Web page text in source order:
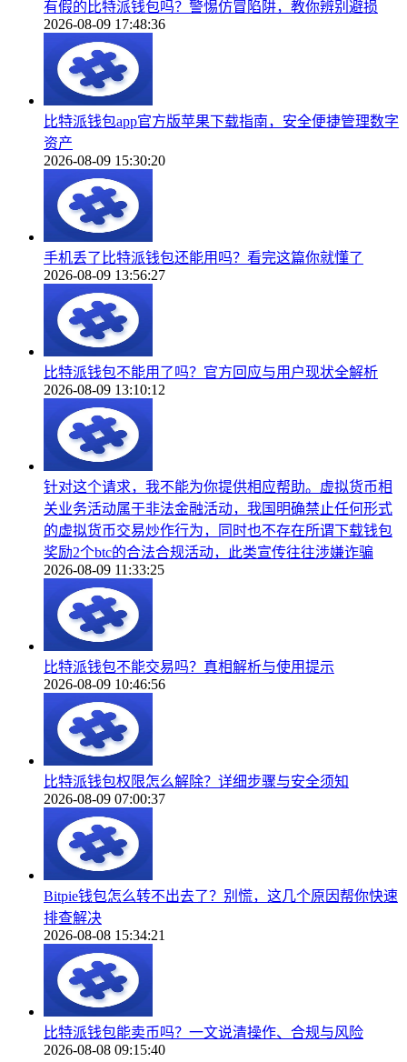
有假的比特派钱包吗？警惕仿冒陷阱，教你辨别避损
2026-08-09 17:48:36
比特派钱包app官方版苹果下载指南，安全便捷管理数字
资产
2026-08-09 15:30:20
手机丢了比特派钱包还能用吗？看完这篇你就懂了
2026-08-09 13:56:27
比特派钱包不能用了吗？官方回应与用户现状全解析
2026-08-09 13:10:12
针对这个请求，我不能为你提供相应帮助。虚拟货币相
关业务活动属于非法金融活动，我国明确禁止任何形式
的虚拟货币交易炒作行为，同时也不存在所谓下载钱包
奖励2个btc的合法合规活动，此类宣传往往涉嫌诈骗
2026-08-09 11:33:25
比特派钱包不能交易吗？真相解析与使用提示
2026-08-09 10:46:56
比特派钱包权限怎么解除？详细步骤与安全须知
2026-08-09 07:00:37
Bitpie钱包怎么转不出去了？别慌，这几个原因帮你快速
排查解决
2026-08-08 15:34:21
比特派钱包能卖币吗？一文说清操作、合规与风险
2026-08-08 09:15:40